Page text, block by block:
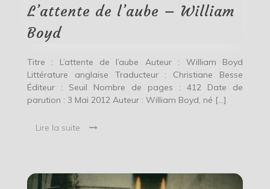
Boyd
L’attente de l’aube – William
Boyd
Titre : L’attente de l’aube Auteur : William Boyd
Littérature anglaise Traducteur : Christiane Besse
Éditeur : Seuil Nombre de pages : 412 Date de
parution : 3 Mai 2012 Auteur : William Boyd, né […]
Lire la suite